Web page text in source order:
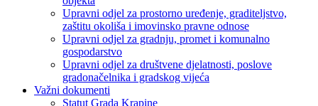
Upravni odjel za prostorno uređenje, graditeljstvo,
zaštitu okoliša i imovinsko pravne odnose
Upravni odjel za gradnju, promet i komunalno
gospodarstvo
Upravni odjel za društvene djelatnosti, poslove
gradonačelnika i gradskog vijeća
Važni dokumenti
Statut Grada Krapine